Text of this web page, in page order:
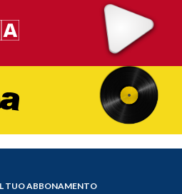
TUO ABBONAMENTO